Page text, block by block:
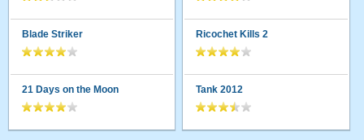
Blade Striker
21 Days on the Moon
Ricochet Kills 2
Tank 2012